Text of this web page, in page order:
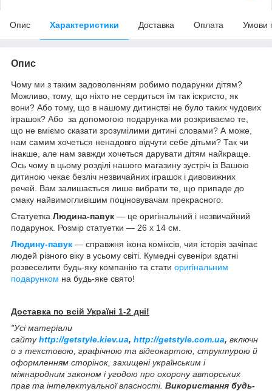
Опис Характеристики Доставка Оплата Умови
Опис
Чому ми з таким задоволенням робимо подарунки дітям?
Можливо, тому, що ніхто не сердиться їм так іскристо, як
вони? Або тому, що в нашому дитинстві не було таких чудових
іграшок? Або за допомогою подарунка ми розкриваємо те,
що не вміємо сказати зрозумілими дитині словами? А може,
нам самим хочеться ненадовго відчути себе дітьми? Так чи
інакше, але нам завжди хочеться дарувати дітям найкраще.
Ось чому в цьому розділі нашого магазину зустріч із Вашою
дитиною чекає безліч незвичайних іграшок і дивовижних
речей. Вам залишається лише вибрати те, що припаде до
смаку найвимогливішим поціновувачам прекрасного.
Статуетка Людина-павук — це оригінальний і незвичайний
подарунок. Розмір статуетки — 26 х 14 см.
Людину-павук — справжня ікона коміксів, чия історія зачіпає
людей різного віку в усьому світі. Кумедні сувеніри здатні
розвеселити будь-яку компанію та стати оригінальним
подарунком на будь-яке свято!
Доставка по всій Україні 1-2 дні!
"Усі матеріали
сайтуhttp://getstyle.kiev.ua, http://getstyle.com.ua, включн
о з текстовою, графічною та відеокартою, структурою й
оформленням сторінок, захищені українським і
міжнародним законом і угодою про охорону авторських
прав та інтелектуальної власності. Використання будь-